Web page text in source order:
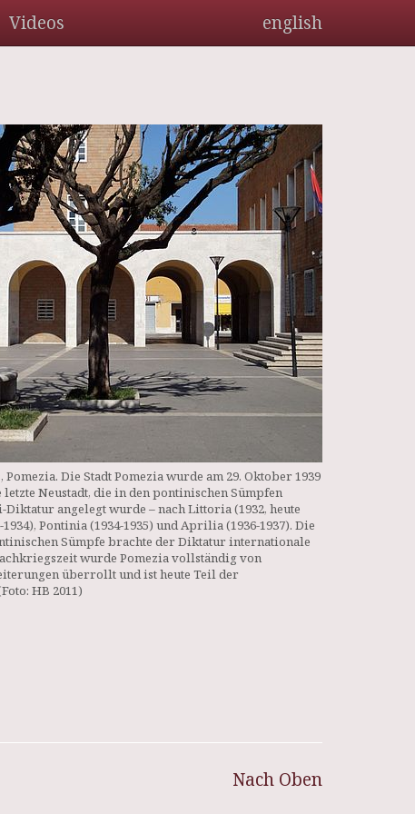
Videos english
Die Stadt Pomezia wurde am 29. Oktober 1939
Neustadt, die in den pontinischen Sümpfen
angelegt wurde – nach Littoria (1932, heute
Pontinia (1934-1935) und Aprilia (1936-1937). Die
Sümpfe brachte der Diktatur internationale
wurde Pomezia vollständig von
überrollt und ist heute Teil der
HB 2011)
Nach Oben